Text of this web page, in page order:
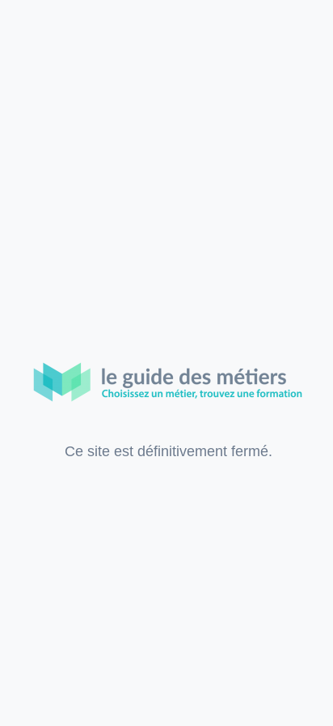
Ce site est définitivement fermé.